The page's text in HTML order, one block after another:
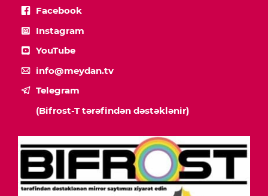
Facebook
Instagram
YouTube
info@meydan.tv
Telegram
(Bifrost-T tərəfindən dəstəklənir)